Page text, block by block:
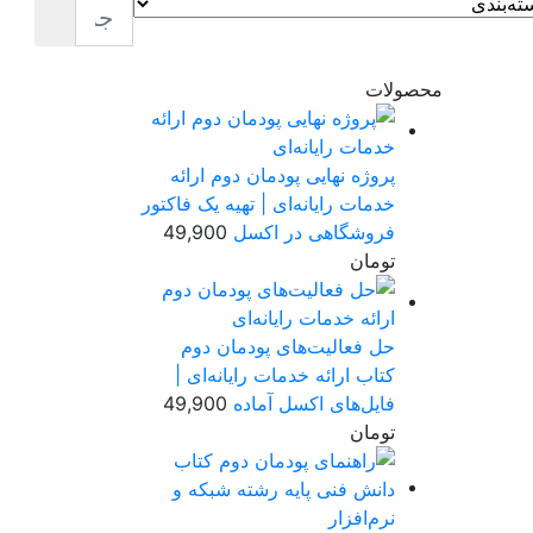
محصولات
پروژه نهایی پودمان دوم ارائه
خدمات رایانه‌ای | تهیه یک فاکتور
فروشگاهی در اکسل 49,900
تومان
حل فعالیت‌های پودمان دوم
کتاب ارائه خدمات رایانه‌ای |
فایل‌های اکسل آماده 49,900
تومان